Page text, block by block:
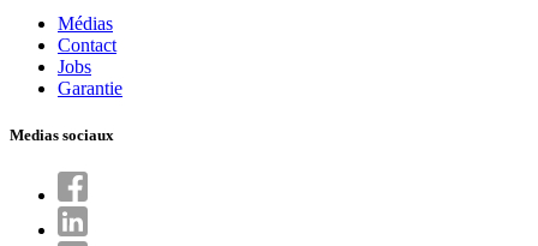
Médias
Contact
Jobs
Garantie
Medias sociaux